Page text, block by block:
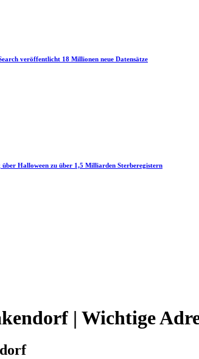
veröffentlicht 18 Millionen neue Datensätze
Halloween zu über 1,5 Milliarden Sterberegistern
| Wichtige